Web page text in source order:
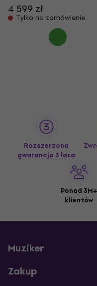
4 599 zł
Tylko na zamówienie
Rozszerzona
gwarancja 3 lata
Ponad 3M+
klientów
Muziker
Zakup